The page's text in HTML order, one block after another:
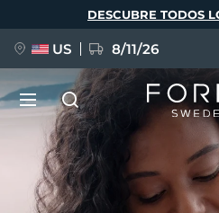
DESCUBRE TODOS
US 8/11/26
NUEVO
BREAKING NEWS
Idioma